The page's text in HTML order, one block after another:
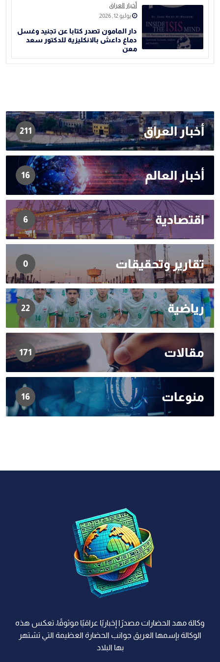
أخبار العراق
يوليو 12, 2026
دار المامون تصدر كتابا عن تجنيد وغسل
دماغ داعش بالانكليزية للدكتور سعد
معن
أخبار العراق 211
أخبار العالم 16
اقتصادية 6
تقارير وتحقيقات 0
رياضية 22
مقالات 171
منوعات 16
وكالة مهد الحضارات مصدرًا إخباريًا عراقيًا موثوقًا، تعكس هذه
الوكالة بإسمها العريق جوانب الحضارة العظيمة التي تشتهر
بها البلاد